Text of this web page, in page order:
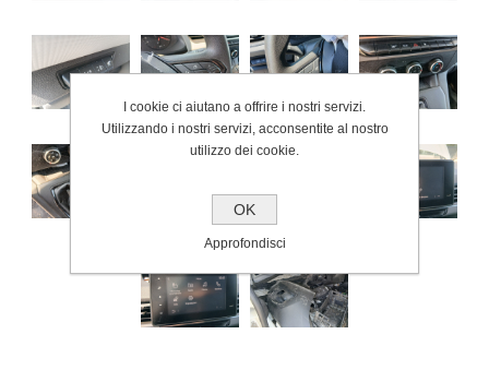
I cookie ci aiutano a offrire i nostri servizi.
Utilizzando i nostri servizi, acconsentite al nostro
utilizzo dei cookie.
OK
Approfondisci